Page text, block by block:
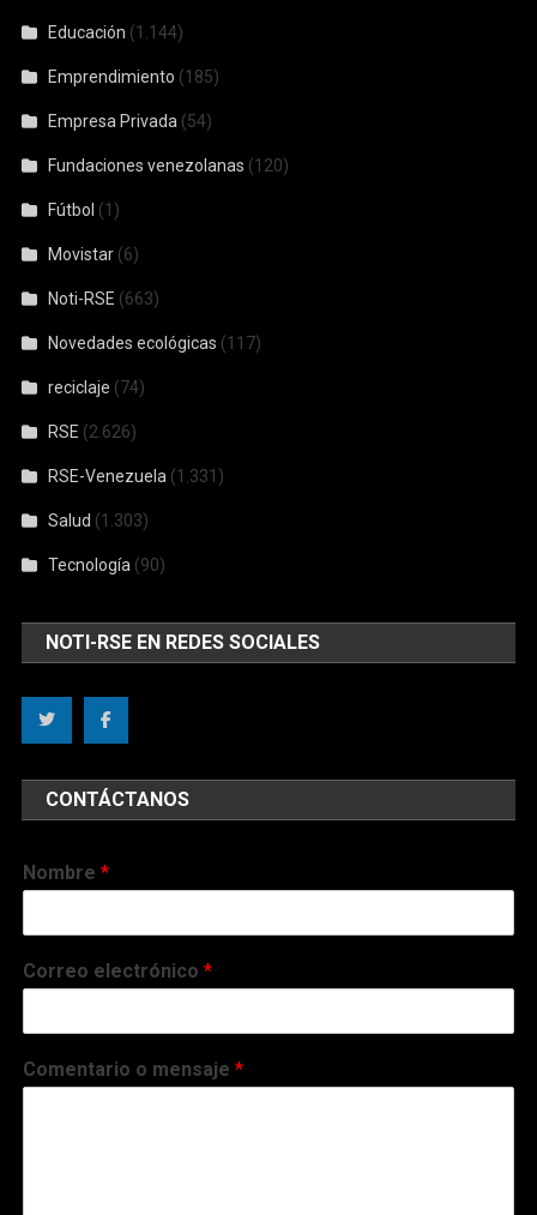
Educación (1.144)
Emprendimiento (185)
Empresa Privada (54)
Fundaciones venezolanas (120)
Fútbol (1)
Movistar (6)
Noti-RSE (663)
Novedades ecológicas (117)
reciclaje (74)
RSE (2.626)
RSE-Venezuela (1.331)
Salud (1.303)
Tecnología (90)
NOTI-RSE EN REDES SOCIALES
CONTÁCTANOS
Nombre*
Correo electrónico*
Comentario o mensaje*